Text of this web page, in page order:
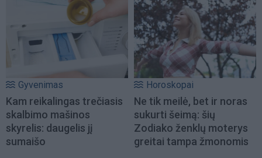
Gyvenimas
Kam reikalingas trečiasis
skalbimo mašinos
skyrelis: daugelis jį
sumaišo
Horoskopai
Ne tik meilė, bet ir noras
sukurti šeimą: šių
Zodiako ženklų moterys
greitai tampa žmonomis